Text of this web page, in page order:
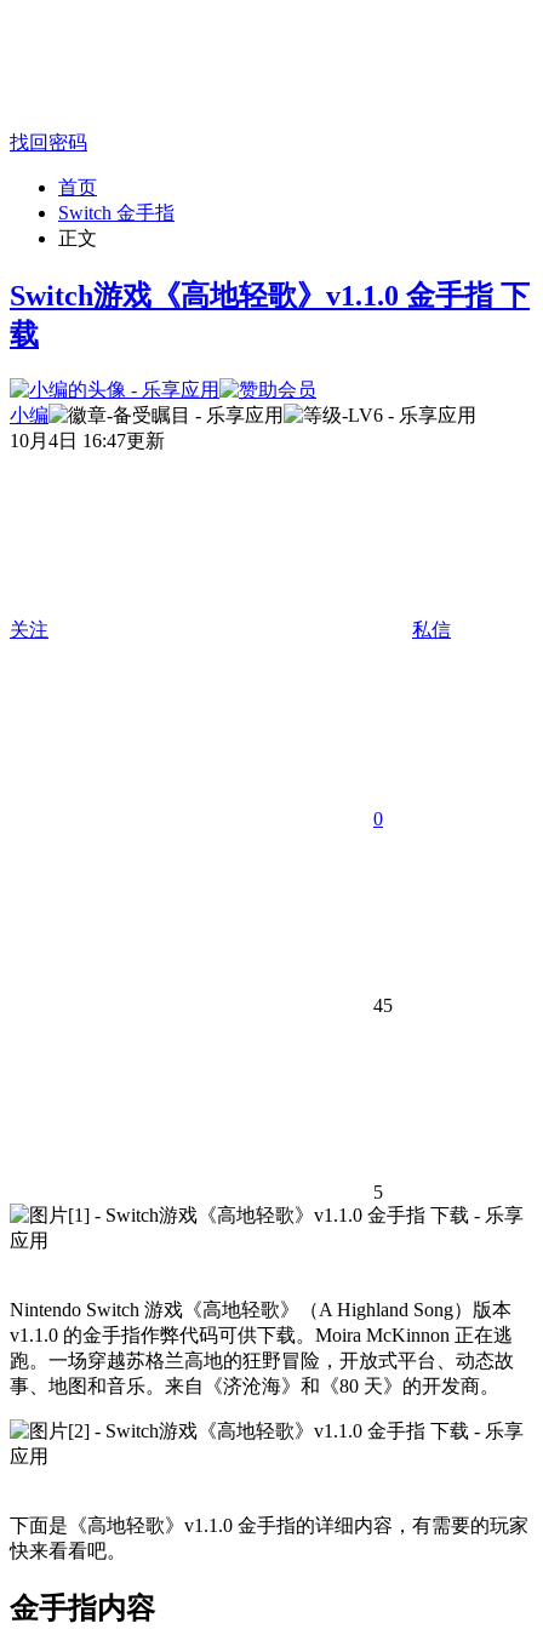
找回密码
首页
Switch 金手指
正文
Switch游戏《高地轻歌》v1.1.0 金手指 下
载
小编
10月4日 16:47更新
关注 私信
0
45
5
Nintendo Switch 游戏《高地轻歌》（A Highland Song）版本
v1.1.0 的金手指作弊代码可供下载。Moira McKinnon 正在逃
跑。一场穿越苏格兰高地的狂野冒险，开放式平台、动态故
事、地图和音乐。来自《济沧海》和《80 天》的开发商。
下面是《高地轻歌》v1.1.0 金手指的详细内容，有需要的玩家
快来看看吧。
金手指内容